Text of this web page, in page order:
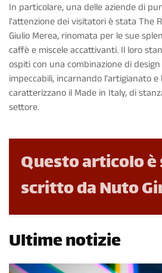
In particolare, una delle aziende di
l'attenzione dei visitatori è stata The
Giulio Merea, rinomata per le sue
caffè e miscele accattivanti. Il loro
ospiti con una combinazione di
impeccabili, incarnando l'artigianato e
caratterizzano il Made in Italy, di
settore.
Questo articolo
scritto da Nuto
Ultime notizie